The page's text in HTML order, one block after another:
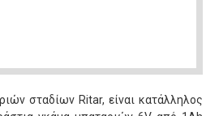
σταδίων Ritar, είναι κατάλληλος